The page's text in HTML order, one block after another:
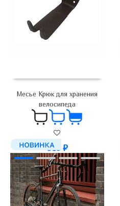
Месье Крюк для хранения
велосипеда
840₽